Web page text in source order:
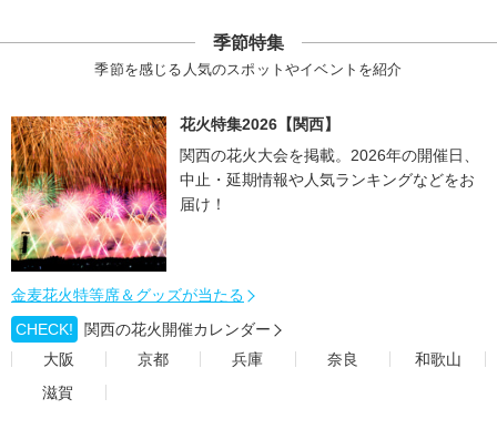
季節特集
季節を感じる人気のスポットやイベントを紹介
花火特集2026【関西】
関西の花火大会を掲載。2026年の開催日、
中止・延期情報や人気ランキングなどをお
届け！
金麦花火特等席＆グッズが当たる
CHECK!
関西の花火開催カレンダー
大阪
京都 兵庫 奈良
和歌山
滋賀